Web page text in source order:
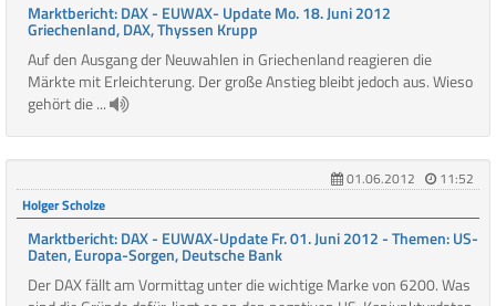
Marktbericht: DAX - EUWAX- Update Mo. 18. Juni 2012
Griechenland, DAX, Thyssen Krupp
Auf den Ausgang der Neuwahlen in Griechenland reagieren die
Märkte mit Erleichterung. Der große Anstieg bleibt jedoch aus. Wieso
gehört die ...
01.06.2012
11:52
Holger Scholze
Marktbericht: DAX - EUWAX-Update Fr. 01. Juni 2012 - Themen: US-
Daten, Europa-Sorgen, Deutsche Bank
Der DAX fällt am Vormittag unter die wichtige Marke von 6200. Was